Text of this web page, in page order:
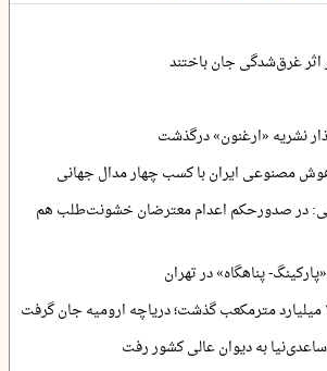
نشریه «ارغنون» درگذشت
مصنوعی ایران با کسب چهار مدال جهانی
در صدورحکم اعدام معترضان خشونت‌طلب هم
پناهگاه» در تهران
به دیوان عالی کشور رفت